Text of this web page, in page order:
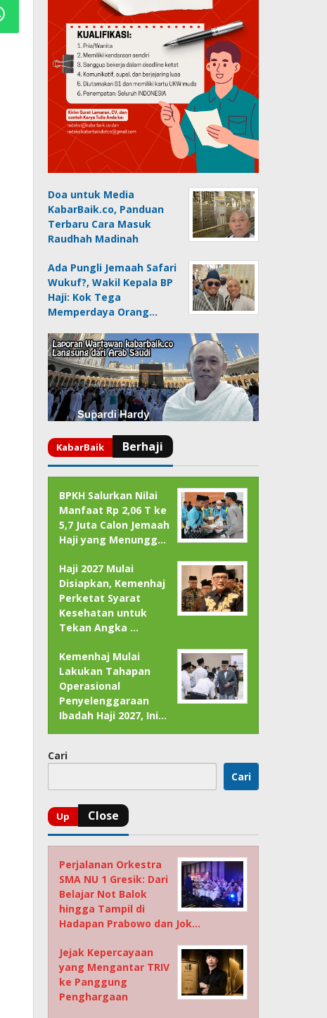
Doa untuk Media
KabarBaik.co, Panduan
Terbaru Cara Masuk
Raudhah Madinah
Ada Pungli Jemaah Safari
Wukuf?, Wakil Kepala BP
Haji: Kok Tega
Memperdaya Orang…
BPKH Salurkan Nilai
Manfaat Rp 2,06 T ke
5,7 Juta Calon Jemaah
Haji yang Menungg…
Haji 2027 Mulai
Disiapkan, Kemenhaj
Perketat Syarat
Kesehatan untuk
Tekan Angka …
Kemenhaj Mulai
Lakukan Tahapan
Operasional
Penyelenggaraan
Ibadah Haji 2027, Ini…
Cari
Cari
Perjalanan Orkestra
SMA NU 1 Gresik: Dari
Belajar Not Balok
hingga Tampil di
Hadapan Prabowo dan Jok…
Jejak Kepercayaan
yang Mengantar TRIV
ke Panggung
Penghargaan